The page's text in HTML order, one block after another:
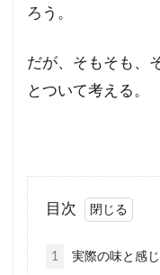
ろう。
だが、そもそも、
とついて考える。
目次
1 実際の味と感